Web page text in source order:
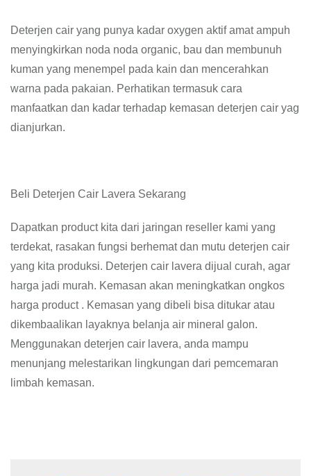
Deterjen cair yang punya kadar oxygen aktif amat ampuh
menyingkirkan noda noda organic, bau dan membunuh
kuman yang menempel pada kain dan mencerahkan
warna pada pakaian. Perhatikan termasuk cara
manfaatkan dan kadar terhadap kemasan deterjen cair yag
dianjurkan.
Beli Deterjen Cair Lavera Sekarang
Dapatkan product kita dari jaringan reseller kami yang
terdekat, rasakan fungsi berhemat dan mutu deterjen cair
yang kita produksi. Deterjen cair lavera dijual curah, agar
harga jadi murah. Kemasan akan meningkatkan ongkos
harga product . Kemasan yang dibeli bisa ditukar atau
dikembaalikan layaknya belanja air mineral galon.
Menggunakan deterjen cair lavera, anda mampu
menunjang melestarikan lingkungan dari pemcemaran
limbah kemasan.